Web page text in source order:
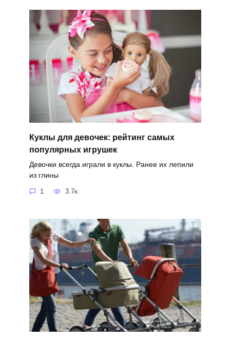
Куклы для девочек: рейтинг самых
популярных игрушек
Девочки всегда играли в куклы. Ранее их лепили
из глины
1 3.7к.